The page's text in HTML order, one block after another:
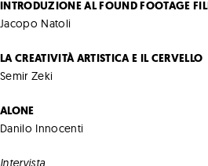
INTRODUZIONE AL FOUND FOOTAGE
Jacopo Natoli
LA CREATIVITÀ ARTISTICA E IL CERVELLO
Semir Zeki
ALONE
Danilo Innocenti
Intervista